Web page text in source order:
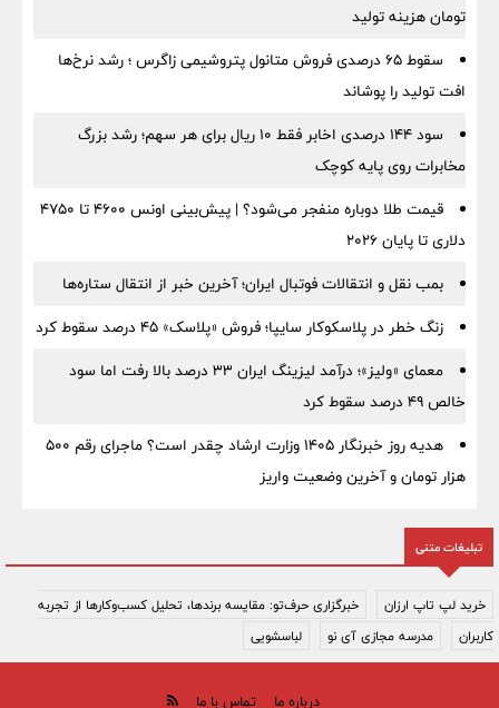
تومان هزینه تولید
سقوط ۶۵ درصدی فروش متانول پتروشیمی زاگرس ؛ رشد نرخ‌ها
افت تولید را پوشاند
سود ۱۴۴ درصدی اخابر فقط ۱۰ ریال برای هر سهم؛ رشد بزرگ
مخابرات روی پایه کوچک
قیمت طلا دوباره منفجر می‌شود؟ | پیش‌بینی اونس ۴۶۰۰ تا ۴۷۵۰
دلاری تا پایان ۲۰۲۶
بمب نقل‌ و انتقالات فوتبال ایران؛ آخرین خبر از انتقال ستاره‌ها
زنگ خطر در پلاسکوکار سایپا؛ فروش «پلاسک» ۴۵ درصد سقوط کرد
معمای «ولیز»؛ درآمد لیزینگ ایران ۳۳ درصد بالا رفت اما سود
خالص ۴۹ درصد سقوط کرد
هدیه روز خبرنگار ۱۴۰۵ وزارت ارشاد چقدر است؟ ماجرای رقم ۵۰۰
هزار تومان و آخرین وضعیت واریز
تبلیغات متنی
خرید لپ تاپ ارزان
خبرگزاری حرف‌تو: مقایسه برندها، تحلیل کسب‌وکارها از تجربه
کاربران
مدرسه مجازی آی نو لباسشویی
درباره ما تماس با ما